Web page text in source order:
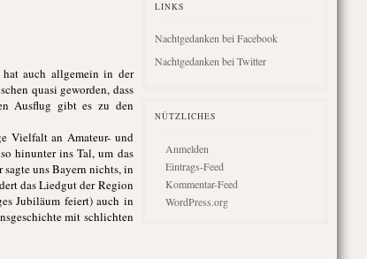
auch allgemein in der
quasi geworden, dass
Ausflug gibt es zu den
Vielfalt an Amateur- und
hinunter ins Tal, um das
uns Bayern nichts, in
das Liedgut der Region
Jubiläum feiert) auch in
mit schlichten
LINKS
Nachtgedanken bei Facebook
Nachtgedanken bei Twitter
NÜTZLICHES
Anmelden
Eintrags-Feed
Kommentar-Feed
WordPress.org